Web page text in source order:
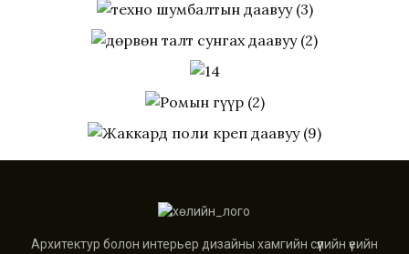
Архитектур болон интерьер дизайны хамгийн сүүлийн үеийн